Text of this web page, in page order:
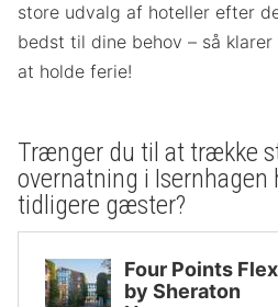
store udvalg af hoteller efter
bedst til dine behov – så
at holde ferie!
Trænger du til at trække
overnatning i
tidligere gæster?
Four Points Flex
by Sheraton